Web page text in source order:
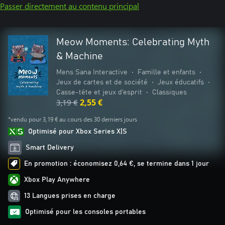
Passer directement au contenu principal
Meow Moments: Celebrating Myth
& Machine
Mens Sana Interactive • Famille et enfants
•
Jeux de cartes et de société
• Jeux éducatifs
•
Casse-tête et jeux d'esprit
• Classiques
3,19 €2,55 €
*vendu pour 3,19 € au cours des 30 derniers jours
Optimisé pour Xbox Series X|S
Smart Delivery
En promotion : économisez 0,64 €, se termine dans 1 jour
Xbox Play Anywhere
13 Langues prises en charge
Optimisé pour les consoles portables